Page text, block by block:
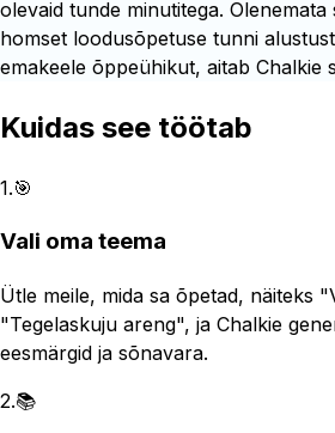
olevaid tunde minutitega.
homset loodusõpetuse tunni
emakeele õppeühikut, aitab Chalkie
Kuidas see töötab
1.🎯
Vali oma teema
Ütle meile, mida sa õpetad, näiteks
"Tegelaskuju areng", ja Chalkie
eesmärgid ja sõnavara.
2.📚